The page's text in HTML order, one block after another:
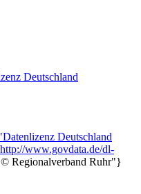
Deutschland
Deutschland
http://www.govdata.de/dl-
Regionalverband Ruhr"}